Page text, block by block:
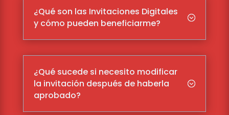
;
¿Qué son las Invitaciones Digitales
y cómo pueden beneficiarme?
;
¿Qué sucede si necesito modificar
la invitación después de haberla
aprobado?